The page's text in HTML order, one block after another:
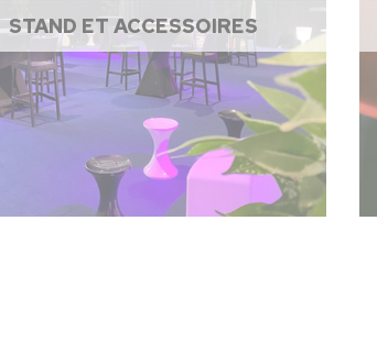
STAND ET ACCESSOIRES